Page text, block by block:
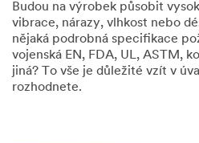
Budou na výrobek působit
vibrace, nárazy, vlhkost nebo
nějaká podrobná specifikace
vojenská EN, FDA, UL, ASTM,
jiná? To vše je důležité vzít v
rozhodnete.